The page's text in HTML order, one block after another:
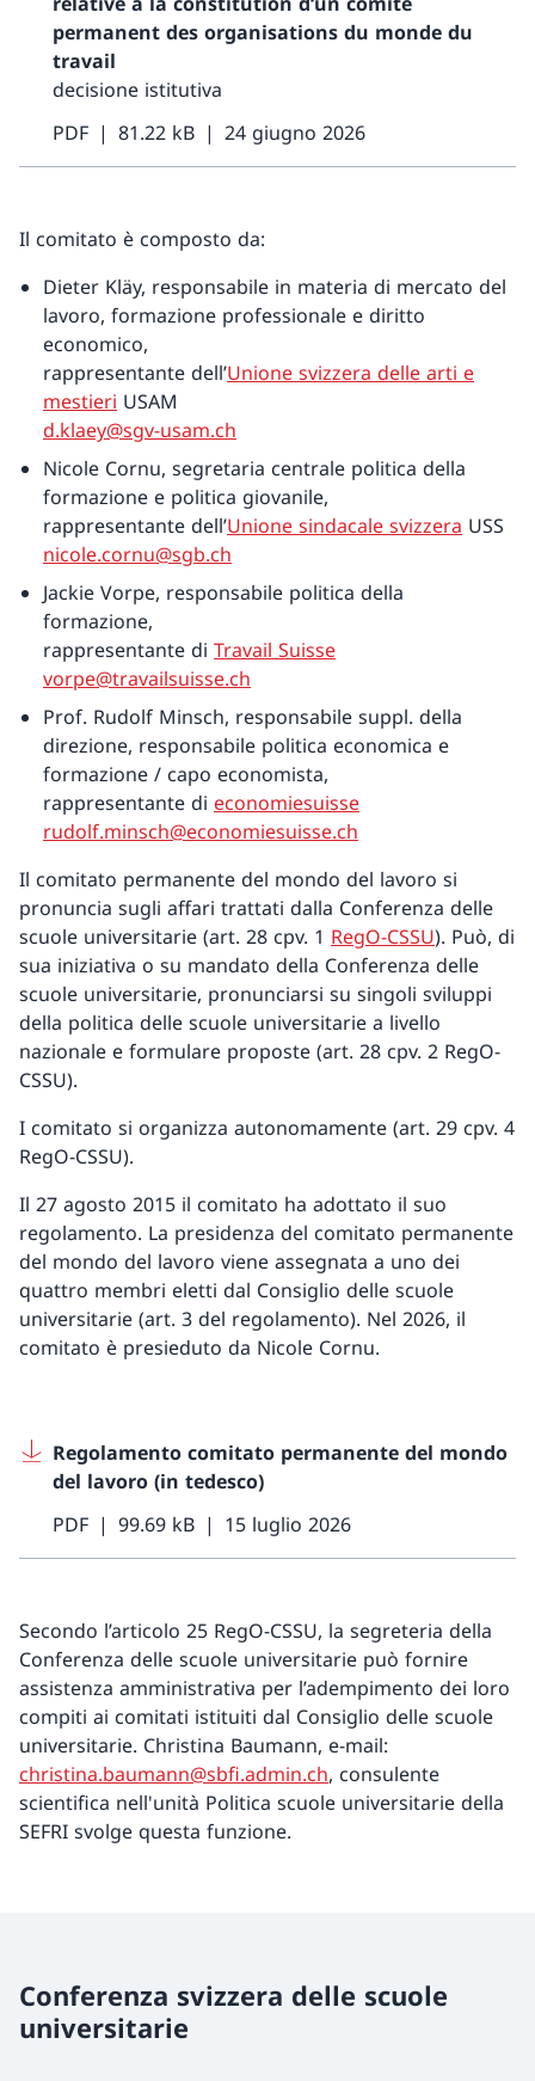
permanent des organisations du monde du
travail
decisione istitutiva
PDF
81.22 kB 24 giugno 2026
Il comitato è composto da:
Dieter Kläy, responsabile in materia di mercato del
lavoro, formazione professionale e diritto
economico,
rappresentante dell’Unione svizzera delle arti e
mestieri USAM
d.klaey@sgv-usam.ch
Nicole Cornu, segretaria centrale politica della
formazione e politica giovanile,
rappresentante dell’Unione sindacale svizzera USS
nicole.cornu@sgb.ch
Jackie Vorpe, responsabile politica della
formazione,
rappresentante di Travail Suisse
vorpe@travailsuisse.ch
Prof. Rudolf Minsch, responsabile suppl. della
direzione, responsabile politica economica e
formazione / capo economista,
rappresentante di economiesuisse
rudolf.minsch@economiesuisse.ch
Il comitato permanente del mondo del lavoro si
pronuncia sugli affari trattati dalla Conferenza delle
scuole universitarie (art. 28 cpv. 1 RegO-CSSU). Può, di
sua iniziativa o su mandato della Conferenza delle
scuole universitarie, pronunciarsi su singoli sviluppi
della politica delle scuole universitarie a livello
nazionale e formulare proposte (art. 28 cpv. 2 RegO-
CSSU).
I comitato si organizza autonomamente (art. 29 cpv. 4
RegO-CSSU).
Il 27 agosto 2015 il comitato ha adottato il suo
regolamento. La presidenza del comitato permanente
del mondo del lavoro viene assegnata a uno dei
quattro membri eletti dal Consiglio delle scuole
universitarie (art. 3 del regolamento). Nel 2026, il
comitato è presieduto da Nicole Cornu.
Regolamento comitato permanente del mondo
del lavoro (in tedesco)
PDF
99.69 kB 15 luglio 2026
Secondo l’articolo 25 RegO-CSSU, la segreteria della
Conferenza delle scuole universitarie può fornire
assistenza amministrativa per l’adempimento dei loro
compiti ai comitati istituiti dal Consiglio delle scuole
universitarie. Christina Baumann, e-mail:
christina.baumann@sbfi.admin.ch, consulente
scientifica nell'unità Politica scuole universitarie della
SEFRI svolge questa funzione.
Conferenza svizzera delle scuole
universitarie